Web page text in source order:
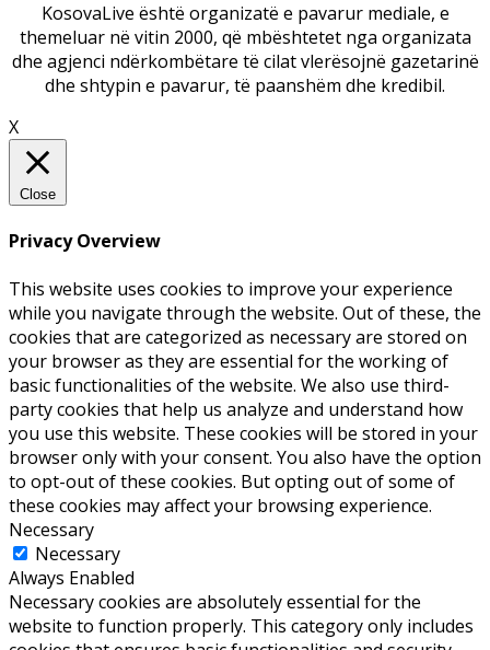
KosovaLive është organizatë e pavarur mediale, e
themeluar në vitin 2000, që mbështetet nga organizata
dhe agjenci ndërkombëtare të cilat vlerësojnë gazetarinë
dhe shtypin e pavarur, të paanshëm dhe kredibil.
X
Close
Privacy Overview
This website uses cookies to improve your experience
while you navigate through the website. Out of these, the
cookies that are categorized as necessary are stored on
your browser as they are essential for the working of
basic functionalities of the website. We also use third-
party cookies that help us analyze and understand how
you use this website. These cookies will be stored in your
browser only with your consent. You also have the option
to opt-out of these cookies. But opting out of some of
these cookies may affect your browsing experience.
Necessary
Necessary
Always Enabled
Necessary cookies are absolutely essential for the
website to function properly. This category only includes